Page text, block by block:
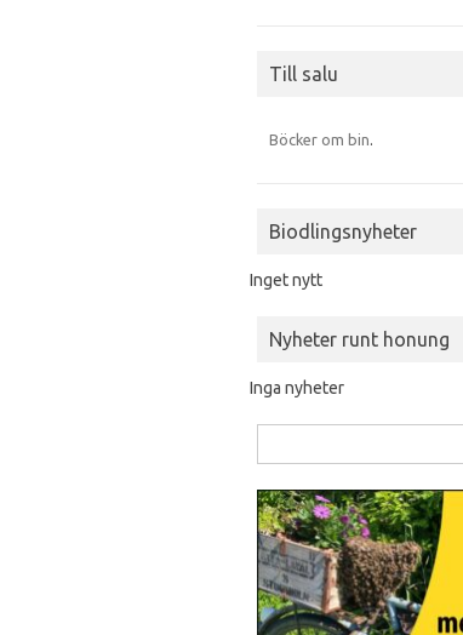
Till salu
Böcker om bin.
Biodlingsnyheter
Inget nytt
Nyheter runt honung
Inga nyheter
efter: